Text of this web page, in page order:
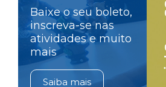
Baixe o seu boleto,
inscreva-se nas
atividades e muito
mais
Saiba mais